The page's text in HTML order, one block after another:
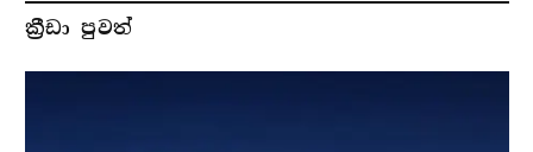
ක්‍රීඩා පුවත්